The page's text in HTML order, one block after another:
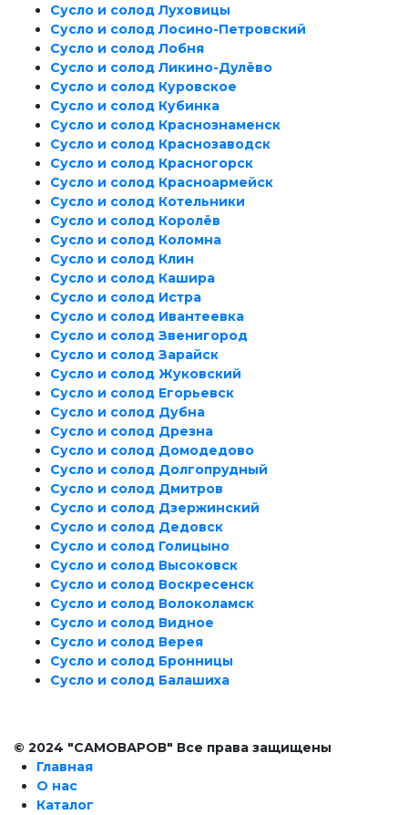
Сусло и солод Луховицы
Сусло и солод Лосино-Петровский
Сусло и солод Лобня
Сусло и солод Ликино-Дулёво
Сусло и солод Куровское
Сусло и солод Кубинка
Сусло и солод Краснознаменск
Сусло и солод Краснозаводск
Сусло и солод Красногорск
Сусло и солод Красноармейск
Сусло и солод Котельники
Сусло и солод Королёв
Сусло и солод Коломна
Сусло и солод Клин
Сусло и солод Кашира
Сусло и солод Истра
Сусло и солод Ивантеевка
Сусло и солод Звенигород
Сусло и солод Зарайск
Сусло и солод Жуковский
Сусло и солод Егорьевск
Сусло и солод Дубна
Сусло и солод Дрезна
Сусло и солод Домодедово
Сусло и солод Долгопрудный
Сусло и солод Дмитров
Сусло и солод Дзержинский
Сусло и солод Дедовск
Сусло и солод Голицыно
Сусло и солод Высоковск
Сусло и солод Воскресенск
Сусло и солод Волоколамск
Сусло и солод Видное
Сусло и солод Верея
Сусло и солод Бронницы
Сусло и солод Балашиха
© 2024 "САМОВАРОВ" Все права защищены
Главная
О нас
Каталог